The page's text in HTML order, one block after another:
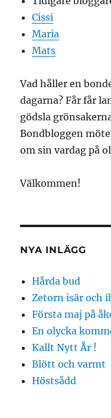
Cissi
Maria
Mats
Vad håller en
dagarna? Får får
gödsla
Bondbloggen
om sin vardag på
Välkommen!
NYA INLÄGG
Hårda bud
Zetorn isär och
Första maj på
En olycka
Kallt Nytt År !
Blött och varmt
Höstsådd